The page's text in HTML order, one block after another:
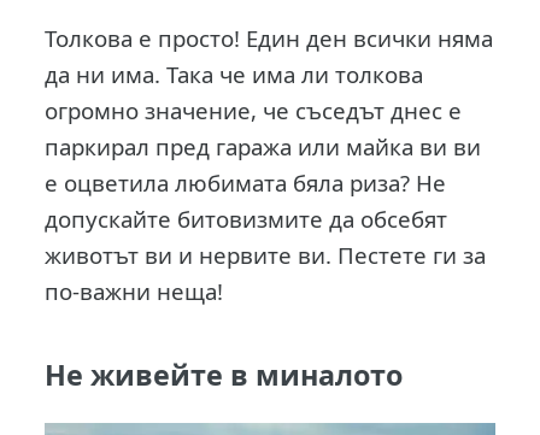
Толкова е просто! Един ден всички няма
да ни има. Така че има ли толкова
огромно значение, че съседът днес е
паркирал пред гаража или майка ви ви
е оцветила любимата бяла риза? Не
допускайте битовизмите да обсебят
животът ви и нервите ви. Пестете ги за
по-важни неща!
Не живейте в миналото